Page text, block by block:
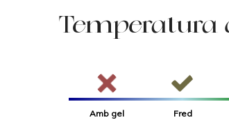
Temperatura
Amb gel Fred